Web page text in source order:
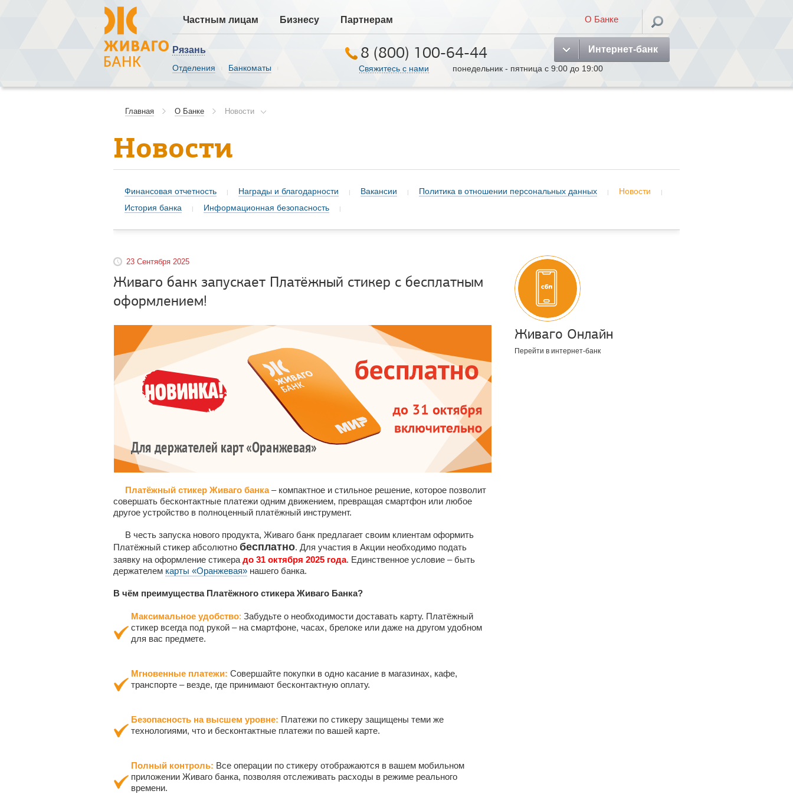
Частным лицам Бизнесу Партнерам О Банке
Интернет-банк
Рязань
Отделения Банкоматы
8 (800) 100-64-44
Свяжитесь с нами понедельник - пятница с 9:00 до 19:00
Главная О Банке Новости
Новости
Финансовая отчетность | Награды и благодарности | Вакансии | Политика в отношении персональных данных | Новости |
История банка | Информационная безопасность |
23 Сентября 2025
Живаго банк запускает Платёжный стикер с бесплатным
оформлением!
Платёжный стикер Живаго банка– компактное и стильное решение, которое позволит
совершать бесконтактные платежи одним движением, превращая смартфон или любое
другое устройство в полноценный платёжный инструмент.
В честь запуска нового продукта, Живаго банк предлагает своим клиентам оформить
Платёжный стикер абсолютно бесплатно. Для участия в Акции необходимо подать
заявку на оформление стикера до 31 октября 2025 года. Единственное условие – быть
держателем карты «Оранжевая» нашего банка.
В чём преимущества Платёжного стикера Живаго Банка?
Максимальное удобство: Забудьте о необходимости доставать карту. Платёжный
стикер всегда под рукой – на смартфоне, часах, брелоке или даже на другом удобном
для вас предмете.
Мгновенные платежи: Совершайте покупки в одно касание в магазинах, кафе,
транспорте – везде, где принимают бесконтактную оплату.
Безопасность на высшем уровне: Платежи по стикеру защищены теми же
технологиями, что и бесконтактные платежи по вашей карте.
Полный контроль: Все операции по стикеру отображаются в вашем мобильном
приложении Живаго банка, позволяя отслеживать расходы в режиме реального
времени.
Живаго Онлайн
Перейти в интернет-банк